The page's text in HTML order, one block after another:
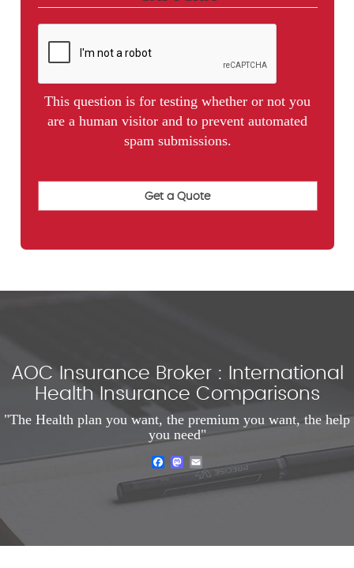
This question is for testing whether or not you
are a human visitor and to prevent automated
spam submissions.
AOC Insurance Broker : International
Health Insurance Comparisons
"The Health plan you want, the premium you want, the help
you need"
FacebookMastodon